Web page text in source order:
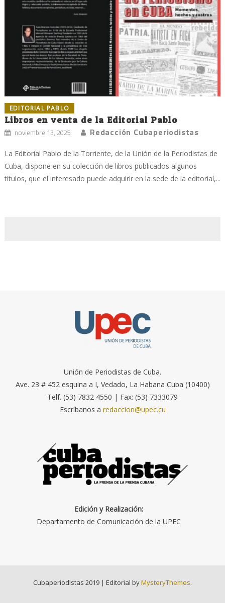
EDITORIAL PABLO
Libros en venta de la Editorial Pablo
noviembre 13, 2025 Redacción Cubaperiodistas
La Editorial Pablo de la Torriente, de la Unión de la Periodistas de
Cuba, dispone en su colección de libros publicados algunos
títulos, que el interesado puede adquirir en la sede de la editorial,...
Unión de Periodistas de Cuba.
Ave. 23 # 452 esquina a I, Vedado, La Habana Cuba (10400)
Telf. (53) 7832 4550 | Fax: (53) 7333079
Escríbanos a redaccion@upec.cu
Edición y Realización:
Departamento de Comunicación de la UPEC
Cubaperiodistas 2019 | Editorial byMysteryThemes.